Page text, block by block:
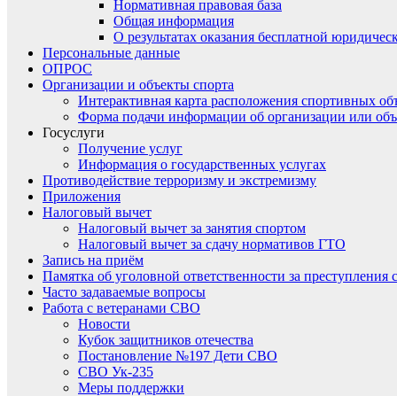
Нормативная правовая база
Общая информация
О результатах оказания бесплатной
Персональные данные
ОПРОС
Организации и объекты спорта
Интерактивная карта расположения спортивных
Форма подачи информации об организации или
Госуслуги
Получение услуг
Информация о государственных услугах
Противодействие терроризму и экстремизму
Приложения
Налоговый вычет
Налоговый вычет за занятия спортом
Налоговый вычет за сдачу нормативов ГТО
Запись на приём
Памятка об уголовной ответственности за
Часто задаваемые вопросы
Работа с ветеранами СВО
Новости
Кубок защитников отечества
Постановление №197 Дети СВО
СВО Ук-235
Меры поддержки